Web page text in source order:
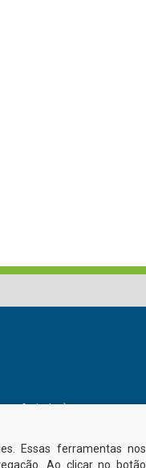
feriados)
Essas ferramentas nos
Ao clicar no botão